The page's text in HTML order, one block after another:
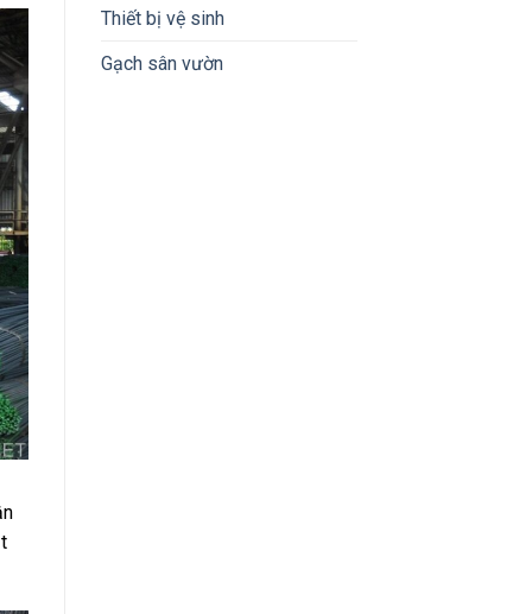
Thiết bị vệ sinh
Gạch sân vườn